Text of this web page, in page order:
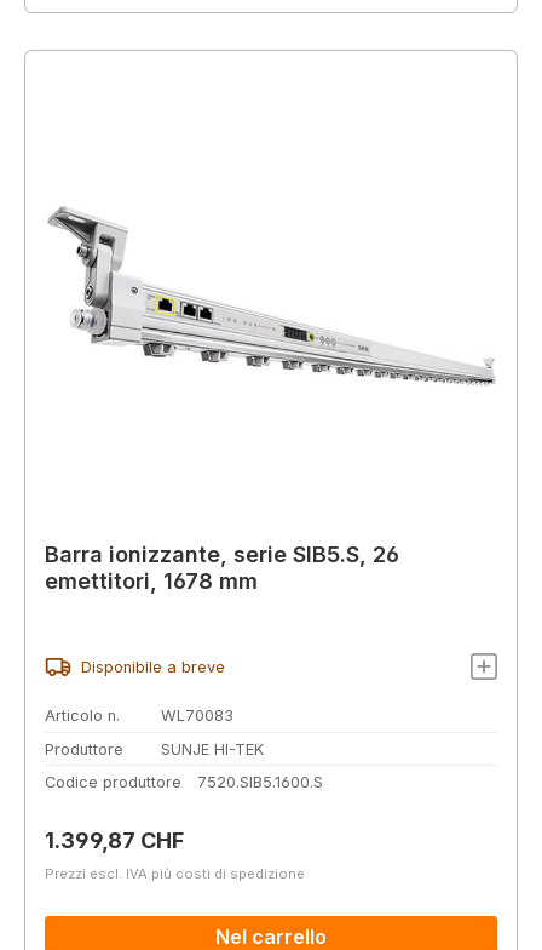
Barra ionizzante, serie SIB5.S, 26
emettitori, 1678 mm
Disponibile a breve
Articolo n.
WL70083
Produttore
SUNJE HI-TEK
Codice produttore
7520.SIB5.1600.S
Prezzo normale:
1.399,87 CHF
Prezzi escl. IVA più costi di spedizione
Nel carrello